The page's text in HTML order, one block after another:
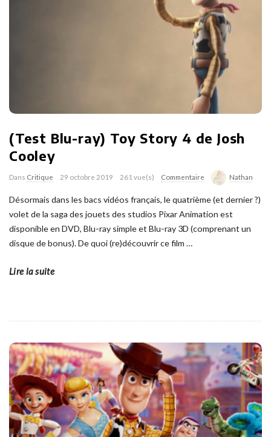
(Test Blu-ray) Toy Story 4 de Josh
Cooley
Dans Critique 29 octobre 2019 261 vue(s) Commentaire Nathan
Désormais dans les bacs vidéos français, le quatrième (et dernier ?)
volet de la saga des jouets des studios Pixar Animation est
disponible en DVD, Blu-ray simple et Blu-ray 3D (comprenant un
disque de bonus). De quoi (re)découvrir ce film …
Lire la suite